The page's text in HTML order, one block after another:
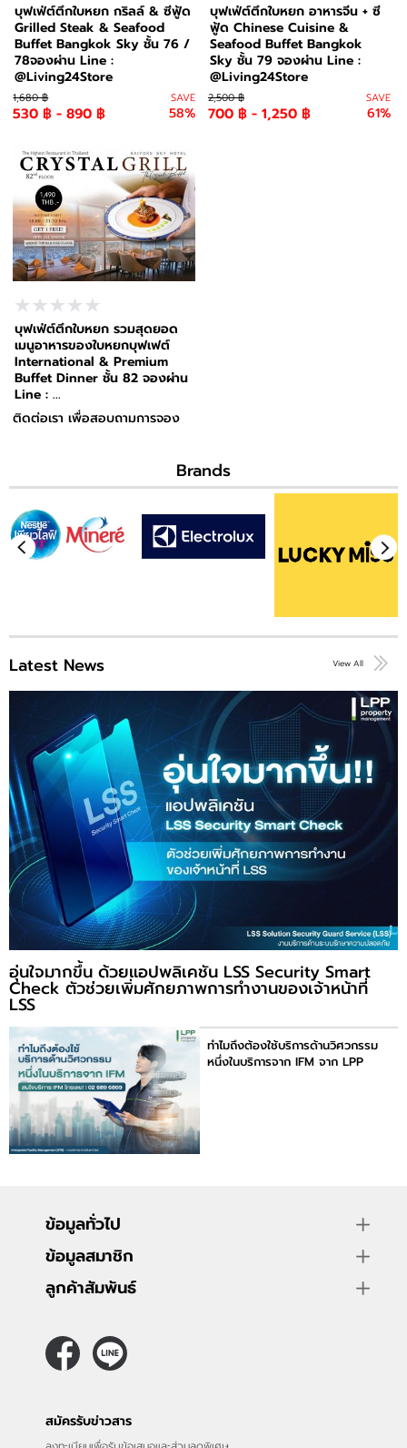
บุฟเฟ่ต์ตึกใบหยก กริลล์ & ซีฟู้ด
Grilled Steak & Seafood
Buffet Bangkok Sky ชั้น 76 /
78จองผ่าน Line :
@Living24Store
1,680 ฿
530 ฿ - 890 ฿
SAVE
58%
บุฟเฟ่ต์ตึกใบหยก อาหารจีน + ซี
ฟู้ด Chinese Cuisine &
Seafood Buffet Bangkok
Sky ชั้น 79 จองผ่าน Line :
@Living24Store
2,500 ฿
700 ฿ - 1,250 ฿
SAVE
61%
บุฟเฟ่ต์ตึกใบหยก รวมสุดยอด
เมนูอาหารของใบหยกบุฟเฟต์
International & Premium
Buffet Dinner ชั้น 82 จองผ่าน
Line : ...
ติดต่อเรา เพื่อสอบถามการจอง
Brands
Latest News View All
อุ่นใจมากขึ้น ด้วยแอปพลิเคชัน LSS Security Smart
Check ตัวช่วยเพิ่มศักยภาพการทำงานของเจ้าหน้าที่
LSS
ทำไมถึงต้องใช้บริการด้านวิศวกรรม
หนึ่งในบริการจาก IFM จาก LPP
ข้อมูลทั่วไป
ข้อมูลสมาชิก
ลูกค้าสัมพันธ์
สมัครรับข่าวสาร